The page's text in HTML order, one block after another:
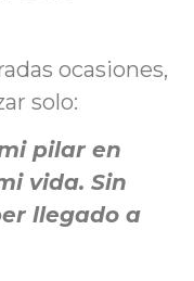
ocasiones,
solo:
pilar en
vida. Sin
llegado a